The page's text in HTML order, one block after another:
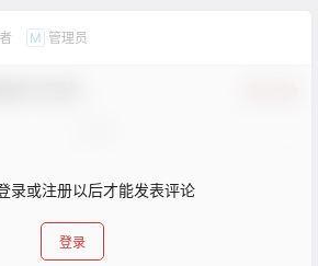
M 管理员
录或注册以后才能发表评论
登录